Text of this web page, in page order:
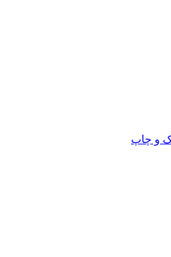
و چاپ